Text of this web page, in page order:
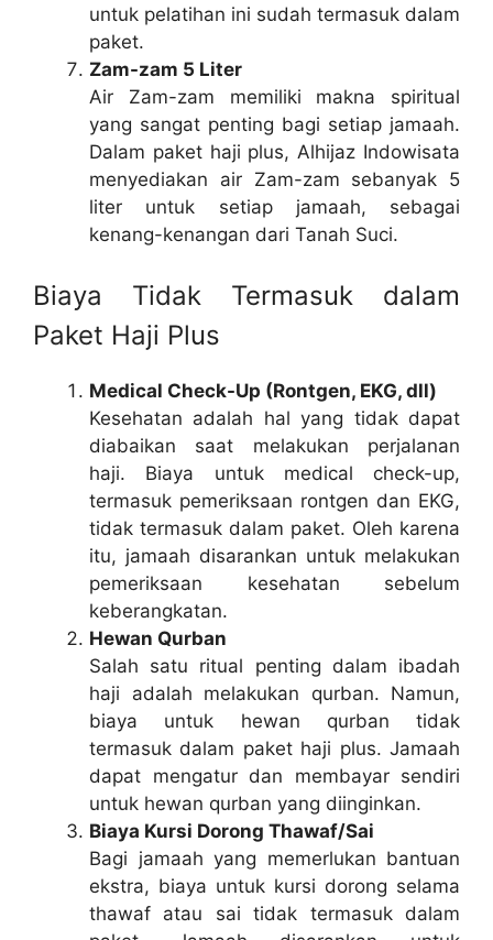
untuk pelatihan ini sudah termasuk dalam
paket.
Zam-zam 5 Liter
Air Zam-zam memiliki makna spiritual
yang sangat penting bagi setiap jamaah.
Dalam paket haji plus, Alhijaz Indowisata
menyediakan air Zam-zam sebanyak 5
liter untuk setiap jamaah, sebagai
kenang-kenangan dari Tanah Suci.
Biaya Tidak Termasuk dalam
Paket Haji Plus
Medical Check-Up (Rontgen, EKG, dll)
Kesehatan adalah hal yang tidak dapat
diabaikan saat melakukan perjalanan
haji. Biaya untuk medical check-up,
termasuk pemeriksaan rontgen dan EKG,
tidak termasuk dalam paket. Oleh karena
itu, jamaah disarankan untuk melakukan
pemeriksaan kesehatan sebelum
keberangkatan.
Hewan Qurban
Salah satu ritual penting dalam ibadah
haji adalah melakukan qurban. Namun,
biaya untuk hewan qurban tidak
termasuk dalam paket haji plus. Jamaah
dapat mengatur dan membayar sendiri
untuk hewan qurban yang diinginkan.
Biaya Kursi Dorong Thawaf/Sai
Bagi jamaah yang memerlukan bantuan
ekstra, biaya untuk kursi dorong selama
thawaf atau sai tidak termasuk dalam